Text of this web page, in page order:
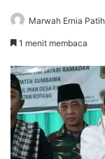
Marwah Ernia
1 menit membaca